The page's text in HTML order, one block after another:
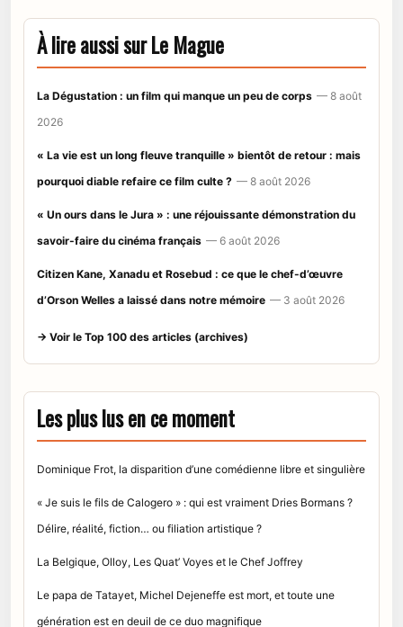
À lire aussi sur Le Mague
La Dégustation : un film qui manque un peu de corps — 8 août
2026
« La vie est un long fleuve tranquille » bientôt de retour : mais
pourquoi diable refaire ce film culte ? — 8 août 2026
« Un ours dans le Jura » : une réjouissante démonstration du
savoir-faire du cinéma français — 6 août 2026
Citizen Kane, Xanadu et Rosebud : ce que le chef-d’œuvre
d’Orson Welles a laissé dans notre mémoire — 3 août 2026
→ Voir le Top 100 des articles (archives)
Les plus lus en ce moment
Dominique Frot, la disparition d’une comédienne libre et singulière
« Je suis le fils de Calogero » : qui est vraiment Dries Bormans ?
Délire, réalité, fiction… ou filiation artistique ?
La Belgique, Olloy, Les Quat’ Voyes et le Chef Joffrey
Le papa de Tatayet, Michel Dejeneffe est mort, et toute une
génération est en deuil de ce duo magnifique